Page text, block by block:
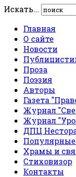
Искать...
Главная
О сайте
Новости
Проза
Поэзия
Авторы
Газета
Журнал
Журнал
ДПЦ
Популярные
Храмы и
Стиховизор
Контакты